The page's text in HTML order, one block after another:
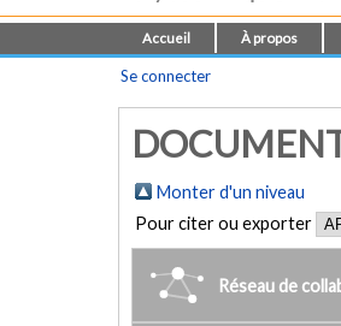
Accueil À propos
Se connecter
Monter d'un niveau
Pour citer ou exporter
Réseau de